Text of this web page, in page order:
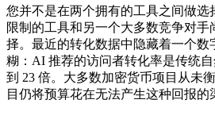
您并不是在两个拥有的工具之间做选
限制的工具和另一个大多数竞争对
择。最近的转化数据中隐藏着一个数
糊：AI 推荐的访问者转化率是传统
到 23 倍。大多数加密货币项目从未
目仍将预算花在无法产生这种回报的